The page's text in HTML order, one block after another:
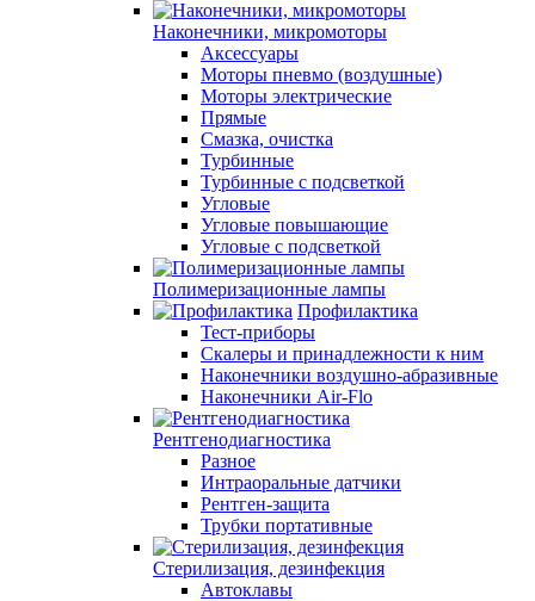
Наконечники, микромоторы
Аксессуары
Моторы пневмо (воздушные)
Моторы электрические
Прямые
Смазка, очистка
Турбинные
Турбинные с подсветкой
Угловые
Угловые повышающие
Угловые с подсветкой
Полимеризационные лампы
Профилактика
Тест-приборы
Скалеры и принадлежности к ним
Наконечники воздушно-абразивные
Наконечники Air-Flo
Рентгенодиагностика
Разное
Интраоральные датчики
Рентген-защита
Трубки портативные
Стерилизация, дезинфекция
Автоклавы